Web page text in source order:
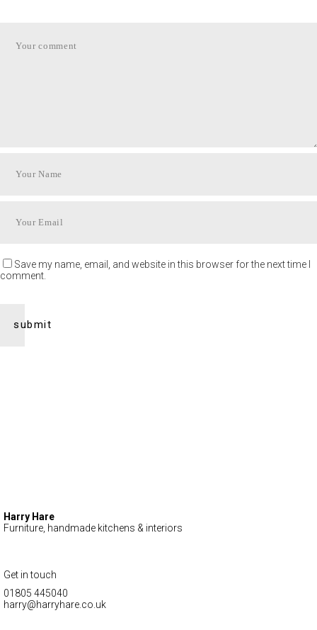
Save my name, email, and website in this browser for the next time I
comment.
Harry Hare
Furniture, handmade kitchens & interiors
Get in touch
01805 445040
harry@harryhare.co.uk